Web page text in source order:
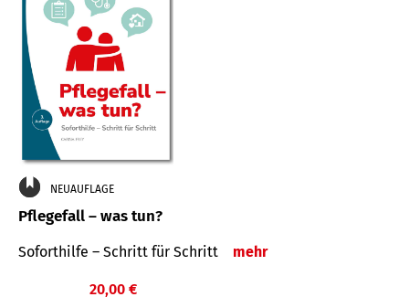
NEUAUFLAGE
Pflegefall – was tun?
Soforthilfe – Schritt für Schritt mehr
20,00 €